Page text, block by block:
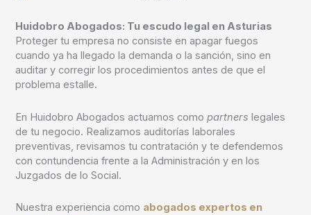
Huidobro Abogados: Tu escudo legal en Asturias
Proteger tu empresa no consiste en apagar fuegos
cuando ya ha llegado la demanda o la sanción, sino en
auditar y corregir los procedimientos antes de que el
problema estalle.
En Huidobro Abogados actuamos comopartners legales
de tu negocio. Realizamos auditorías laborales
preventivas, revisamos tu contratación y te defendemos
con contundencia frente a la Administración y en los
Juzgados de lo Social.
Nuestra experiencia como abogados expertos en